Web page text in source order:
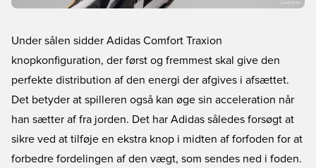
Under sålen sidder Adidas Comfort Traxion
knopkonfiguration, der først og fremmest skal give den
perfekte distribution af den energi der afgives i afsættet.
Det betyder at spilleren også kan øge sin acceleration når
han sætter af fra jorden. Det har Adidas således forsøgt at
sikre ved at tilføje en ekstra knop i midten af forfoden for at
forbedre fordelingen af den vægt, som sendes ned i foden.